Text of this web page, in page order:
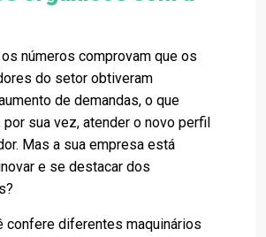
números comprovam que os
do setor obtiveram
de demandas, o que
sua vez, atender o novo perfil
Mas a sua empresa está
e se destacar dos
confere diferentes maquinários